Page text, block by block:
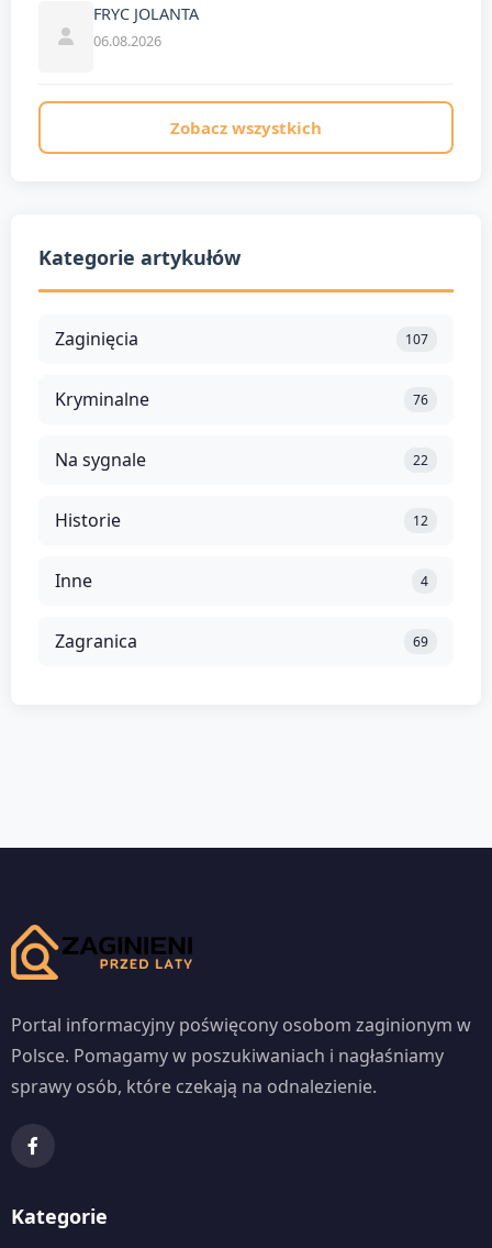
FRYC JOLANTA
06.08.2026
Zobacz wszystkich
Kategorie artykułów
Zaginięcia 107
Kryminalne 76
Na sygnale 22
Historie 12
Inne 4
Zagranica 69
Portal informacyjny poświęcony osobom zaginionym w
Polsce. Pomagamy w poszukiwaniach i nagłaśniamy
sprawy osób, które czekają na odnalezienie.
Kategorie